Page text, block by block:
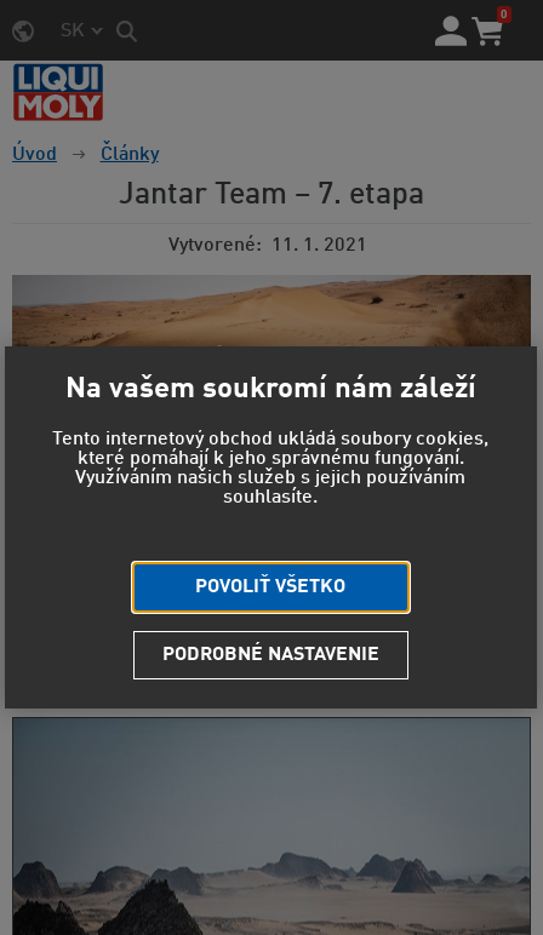
SK
0
Úvod Články
Jantar Team – 7. etapa
Vytvorené 11. 1. 2021
Na vašem soukromí nám záleží
Tento internetový obchod ukládá soubory cookies,
které pomáhají k jeho správnému fungování.
Využíváním našich služeb s jejich používáním
souhlasíte.
POVOLIŤ VŠETKO
PODROBNÉ NASTAVENIE